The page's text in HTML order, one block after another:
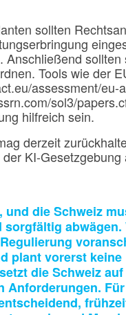
sollten
Anschließend sollten
Tools wie der
assessment/eu-
sol3/
hilfreich sein.
derzeit
KI-Gesetzgebung
und die Schweiz
abwägen.
plant vorerst keine
die Schweiz
Anforderungen. Für